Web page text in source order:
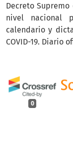
0
Decreto
nivel nacional
calendario y
COVID-19. Diario